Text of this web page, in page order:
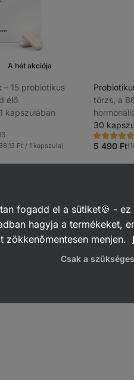
A hét akciója
⁠–⁠ 15 probiotikus
élő
kapszulában
Ft / 1 kapszula)
törzs, a
rendszer
30
Értékelés
4.7/5,
22
5 490 Ft
és
az egészséget elősegítő élő
ahol a
részét
valamint a
fogadd el a sütiket🍪 -
hagyja a termékeket,
zökkenőmentesen menjen.
Csak a